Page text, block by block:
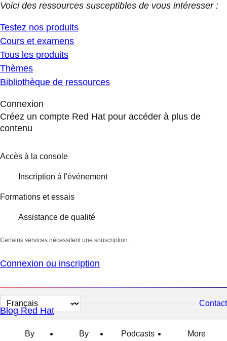
Voici des ressources susceptibles de vous intéresser :
Testez nos produits
Cours et examens
Tous les produits
Thèmes
Bibliothèque de ressources
Connexion
Créez un compte Red Hat pour accéder à plus de
contenu
Accès à la console
Inscription à l'événement
Formations et essais
Assistance de qualité
Certains services nécessitent une souscription.
Connexion ou inscription
Changer
la
langue
Contact
Blog Red Hat
By
By
Podcasts
More